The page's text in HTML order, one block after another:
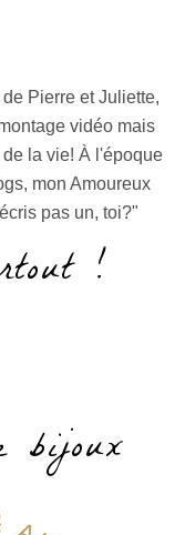
Pierre et Juliette,
vidéo mais
la vie! À l'époque
mon Amoureux
pas un, toi?"
!
bijoux